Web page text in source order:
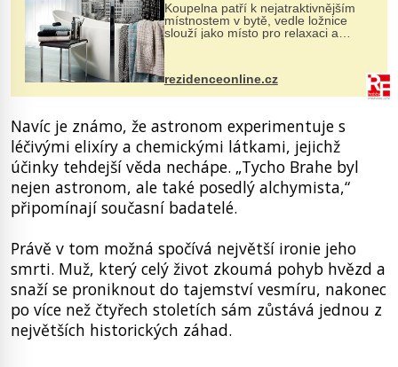
Koupelna patří k nejatraktivnějším
místnostem v bytě, vedle ložnice
slouží jako místo pro relaxaci a
odpočinek. Koupelnový textil –
ručníky, osušky a koberečky –
mohou jako mávnutím kouzelného
proutku...
rezidenceonline.cz
Navíc je známo, že astronom experimentuje s
léčivými elixíry a chemickými látkami, jejichž
účinky tehdejší věda nechápe. „Tycho Brahe byl
nejen astronom, ale také posedlý alchymista,“
připomínají současní badatelé.
Právě v tom možná spočívá největší ironie jeho
smrti. Muž, který celý život zkoumá pohyb hvězd a
snaží se proniknout do tajemství vesmíru, nakonec
po více než čtyřech stoletích sám zůstává jednou z
největších historických záhad.